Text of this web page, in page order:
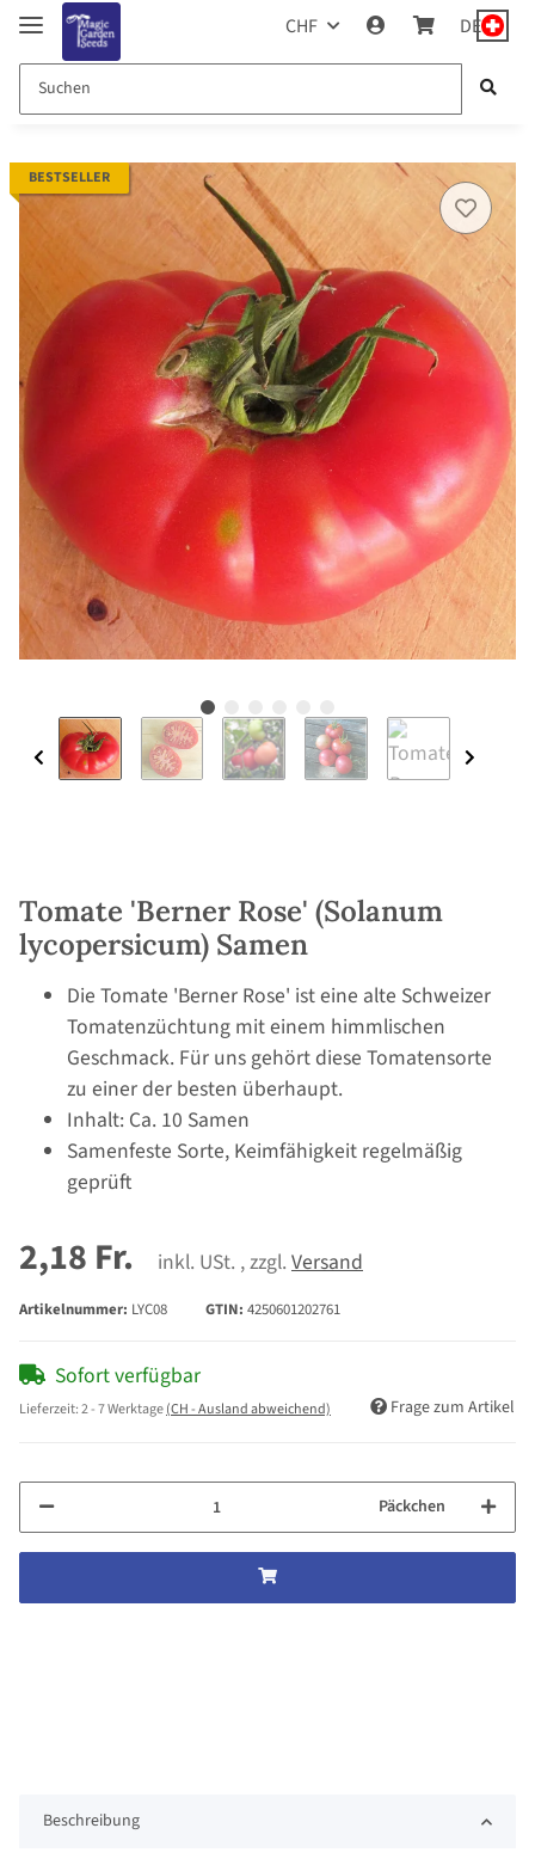
CHF DE
BESTSELLER
Tomate 'Berner Rose' (Solanum
lycopersicum) Samen
Die Tomate 'Berner Rose' ist eine alte Schweizer
Tomatenzüchtung mit einem himmlischen
Geschmack. Für uns gehört diese Tomatensorte
zu einer der besten überhaupt.
Inhalt: Ca. 10 Samen
Samenfeste Sorte, Keimfähigkeit regelmäßig
geprüft
2,18 Fr. inkl. USt. , zzgl. Versand
Artikelnummer: LYC08 GTIN: 4250601202761
Sofort verfügbar
Lieferzeit:2 - 7 Werktage(CH - Ausland abweichend) Frage zum Artikel
Päckchen
Beschreibung